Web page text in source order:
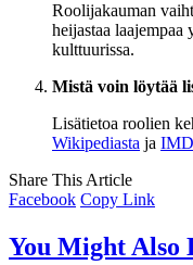
Roolijakauman
heijastaa laajempaa
kulttuurissa.
Mistä voin löytää
Lisätietoa roolien
Wikipediasta ja
Share This Article
Facebook Copy Link
You Might